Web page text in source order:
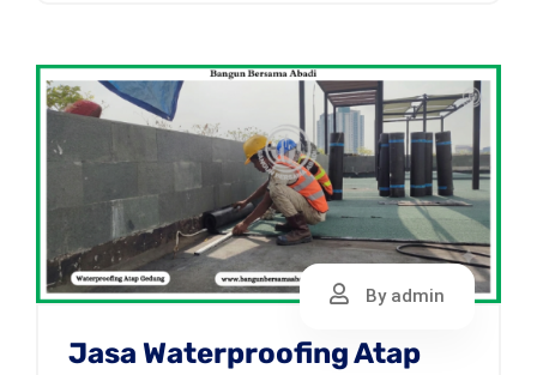
By admin
Jasa Waterproofing Atap